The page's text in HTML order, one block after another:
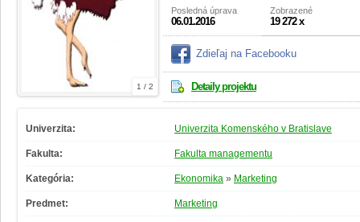
1 / 2
Posledná úprava
06.01.2016
Zobrazené
19 272 x
Zdieľaj na Facebooku
Detaily projektu
Univerzita: Univerzita Komenského v Bratislave
Fakulta: Fakulta managementu
Kategória: Ekonomika » Marketing
Predmet: Marketing